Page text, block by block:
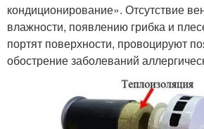
кондиционирование». Отсутствие
влажности, появлению грибка и
портят поверхности, провоцируют
обострение заболеваний